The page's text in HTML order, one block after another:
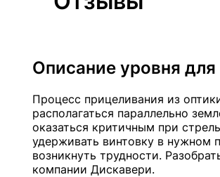
Описание уровня
Процесс прицеливания из
располагаться параллельно
оказаться критичным при
удерживать винтовку в нужном
возникнуть трудности.
компании Дискавери.